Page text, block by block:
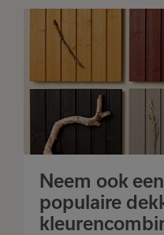
Neem ook
populaire